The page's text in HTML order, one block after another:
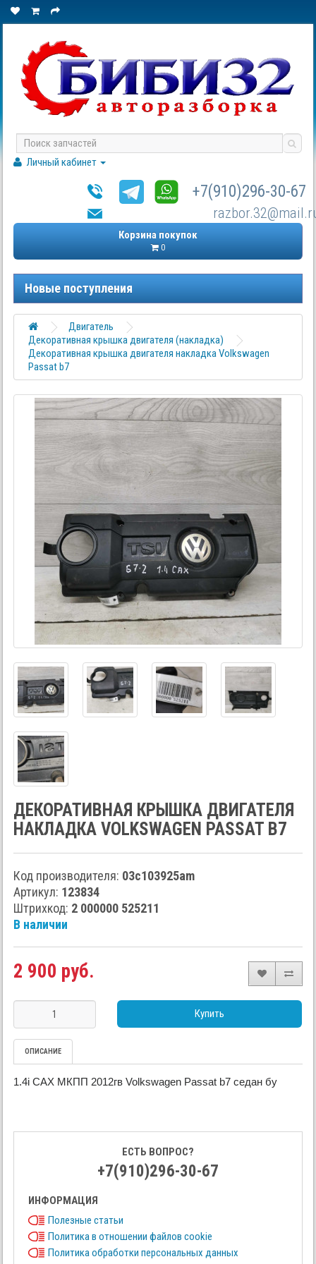
Личный кабинет
+7(910)296-30-67
Корзина покупок
0
Новые поступления
Двигатель
Декоративная крышка двигателя (накладка)
Декоративная крышка двигателя накладка Volkswagen
Passat b7
ДЕКОРАТИВНАЯ КРЫШКА ДВИГАТЕЛЯ
НАКЛАДКА VOLKSWAGEN PASSAT B7
Код производителя: 03с103925am
Артикул: 123834
Штрихкод: 2 000000 525211
В наличии
2 900 руб.
Купить
ОПИСАНИЕ
1.4i CAX МКПП 2012гв Volkswagen Passat b7 седан бу
ЕСТЬ ВОПРОС?
+7(910)296-30-67
ИНФОРМАЦИЯ
Полезные статьи
Политика в отношении файлов cookie
Политика обработки персональных данных